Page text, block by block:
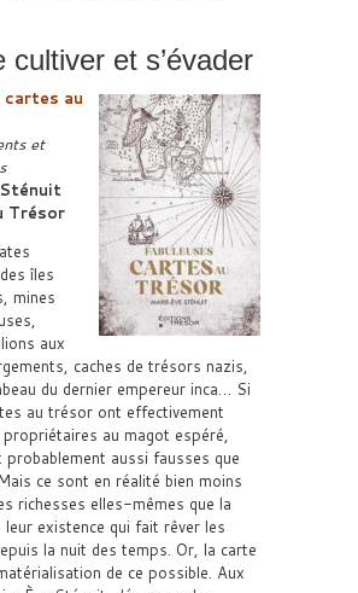
cultiver et s’évader
cartes au
et
Trésor
îles
mines
aux
caches de trésors nazis,
du dernier empereur inca… Si
au trésor ont effectivement
au magot espéré,
probablement aussi fausses que
ce sont en réalité bien moins
richesses elles-mêmes que la
leur existence qui fait rêver les
la nuit des temps. Or, la carte
de ce possible. Aux